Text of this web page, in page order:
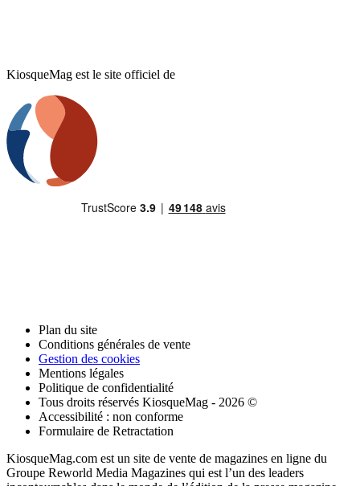
KiosqueMag est le site officiel de
Plan du site
Conditions générales de vente
Gestion des cookies
Mentions légales
Politique de confidentialité
Tous droits réservés KiosqueMag - 2026 ©
Accessibilité : non conforme
Formulaire de Retractation
KiosqueMag.com est un site de vente de magazines en ligne du
Groupe Reworld Media Magazines qui est l’un des leaders